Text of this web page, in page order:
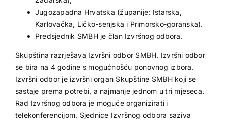
Jugozapadna Hrvatska (županije: Istarska,
Karlovačka, Ličko-senjska i Primorsko-goranska).
Predsjednik SMBH je član Izvršnog odbora.
Skupština razrješava Izvršni odbor SMBH. Izvršni odbor
se bira na 4 godine s mogućnošću ponovnog izbora.
Izvršni odbor je izvršni organ Skupštine SMBH koji se
sastaje prema potrebi, a najmanje jednom u tri mjeseca.
Rad Izvršnog odbora je moguće organizirati i
telekonferencijom. Sjednice Izvršnog odbora saziva